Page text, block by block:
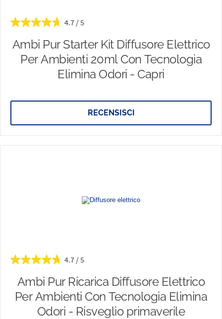
4.7
Ambi Pur Starter Kit Diffusore Elettrico
Per Ambienti 20ml Con Tecnologia
Elimina Odori - Capri
RECENSISCI
4.7
Ambi Pur Ricarica Diffusore Elettrico
Per Ambienti Con Tecnologia Elimina
Odori - Risveglio primaverile